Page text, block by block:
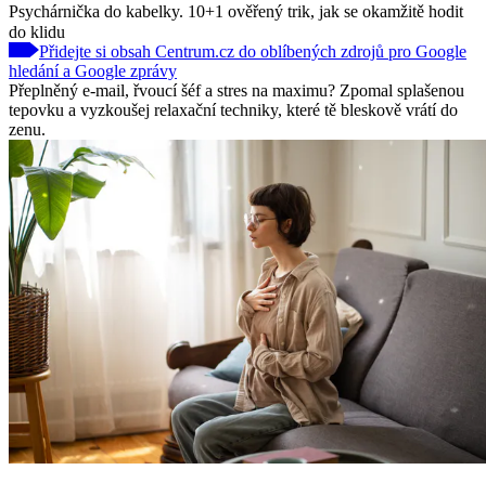
Psychárnička do kabelky. 10+1 ověřený trik, jak se okamžitě hodit
do klidu
Přidejte si obsah Centrum.cz do oblíbených zdrojů pro Google
hledání a Google zprávy
Přeplněný e-mail, řvoucí šéf a stres na maximu? Zpomal splašenou
tepovku a vyzkoušej relaxační techniky, které tě bleskově vrátí do
zenu.